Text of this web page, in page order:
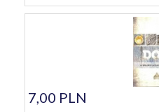
7,00 PLN